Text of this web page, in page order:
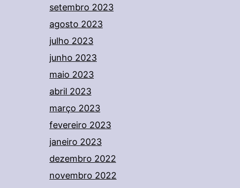
setembro 2023
agosto 2023
julho 2023
junho 2023
maio 2023
abril 2023
março 2023
fevereiro 2023
janeiro 2023
dezembro 2022
novembro 2022